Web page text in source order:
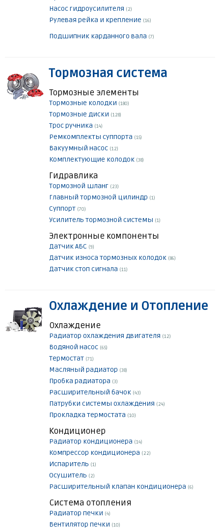
Насос гидроусилителя (2)
Рулевая рейка и крепление (16)
Подшипник карданного вала (7)
Тормозная система
Тормозные элементы
Тормозные колодки (180)
Тормозные диски (128)
Трос ручника (14)
Ремкомплекты суппорта (15)
Вакуумный насос (12)
Комплектующие колодок (38)
Гидравлика
Тормозной шланг (23)
Главный тормозной цилиндр (1)
Суппорт (70)
Усилитель тормозной системы (1)
Электронные компоненты
Датчик АБС (9)
Датчик износа тормозных колодок (86)
Датчик стоп сигнала (11)
Охлаждение и Отопление
Охлаждение
Радиатор охлаждения двигателя (12)
Водяной насос (65)
Термостат (71)
Масляный радиатор (38)
Пробка радиатора (3)
Расширительный бачок (43)
Патрубки системы охлаждения (24)
Прокладка термостата (10)
Кондиционер
Радиатор кондиционера (14)
Компрессор кондиционера (22)
Испаритель (1)
Осушитель (2)
Расширительный клапан кондиционера (6)
Система отопления
Радиатор печки (4)
Вентилятор печки (10)